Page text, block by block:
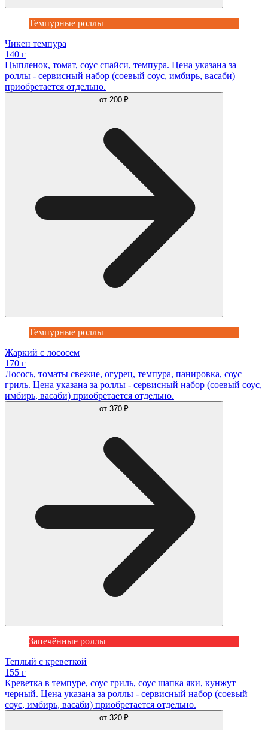
Темпурные роллы
Чикен темпура
140 г
Цыпленок, томат, соус спайси, темпура. Цена указана за
роллы - сервисный набор (соевый соус, имбирь, васаби)
приобретается отдельно.
от 200 ₽
Темпурные роллы
Жаркий с лососем
170 г
Лосось, томаты свежие, огурец, темпура, панировка, соус
гриль. Цена указана за роллы - сервисный набор (соевый соус,
имбирь, васаби) приобретается отдельно.
от 370 ₽
Запечённые роллы
Теплый с креветкой
155 г
Креветка в темпуре, соус гриль, соус шапка яки, кунжут
черный. Цена указана за роллы - сервисный набор (соевый
соус, имбирь, васаби) приобретается отдельно.
от 320 ₽